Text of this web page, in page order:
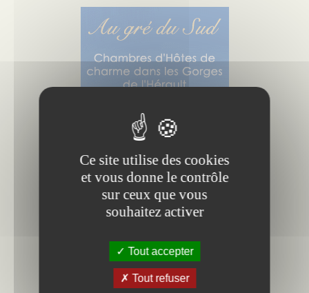
Ce site utilise des cookies
et vous donne le contrôle
sur ceux que vous
souhaitez activer
Tout accepter
Tout refuser